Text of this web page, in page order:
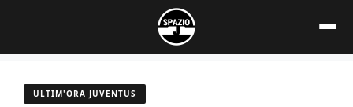
contenuto
ULTIM'ORA JUVENTUS